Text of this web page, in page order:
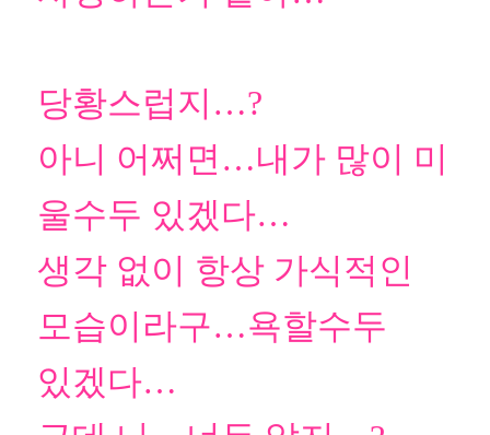
당황스럽지…?
아니 어쩌면…내가 많이 미
울수두 있겠다…
생각 없이 항상 가식적인
모습이라구…욕할수두
있겠다…